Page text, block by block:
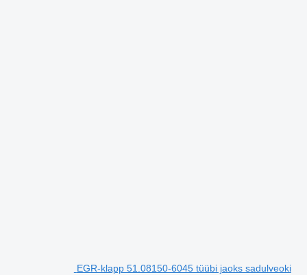
EGR-klapp 51.08150-6045 tüübi jaoks sadulveoki